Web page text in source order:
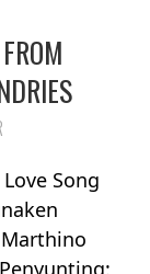
Song